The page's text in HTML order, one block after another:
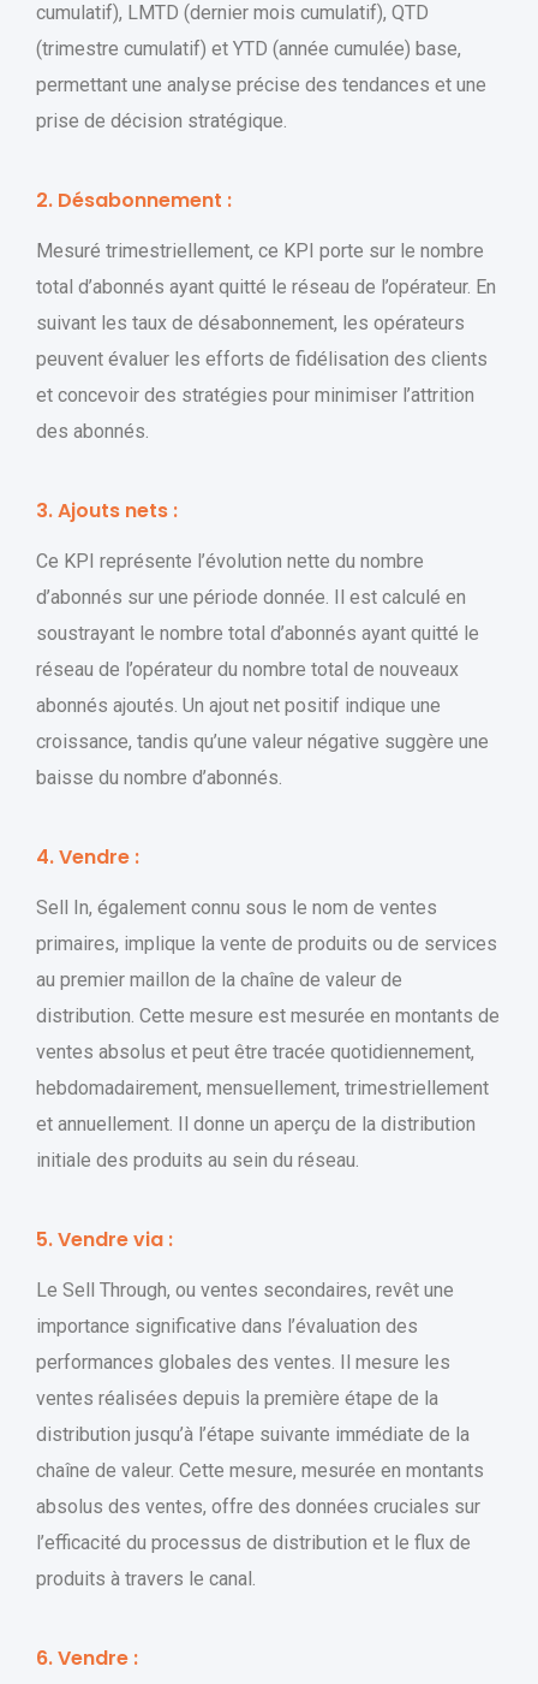
cumulatif), LMTD (dernier mois cumulatif), QTD
(trimestre cumulatif) et YTD (année cumulée) base,
permettant une analyse précise des tendances et une
prise de décision stratégique.
2. Désabonnement :
Mesuré trimestriellement, ce KPI porte sur le nombre
total d’abonnés ayant quitté le réseau de l’opérateur. En
suivant les taux de désabonnement, les opérateurs
peuvent évaluer les efforts de fidélisation des clients
et concevoir des stratégies pour minimiser l’attrition
des abonnés.
3. Ajouts nets :
Ce KPI représente l’évolution nette du nombre
d’abonnés sur une période donnée. Il est calculé en
soustrayant le nombre total d’abonnés ayant quitté le
réseau de l’opérateur du nombre total de nouveaux
abonnés ajoutés. Un ajout net positif indique une
croissance, tandis qu’une valeur négative suggère une
baisse du nombre d’abonnés.
4. Vendre :
Sell ​​In, également connu sous le nom de ventes
primaires, implique la vente de produits ou de services
au premier maillon de la chaîne de valeur de
distribution. Cette mesure est mesurée en montants de
ventes absolus et peut être tracée quotidiennement,
hebdomadairement, mensuellement, trimestriellement
et annuellement. Il donne un aperçu de la distribution
initiale des produits au sein du réseau.
5. Vendre via :
Le Sell Through, ou ventes secondaires, revêt une
importance significative dans l’évaluation des
performances globales des ventes. Il mesure les
ventes réalisées depuis la première étape de la
distribution jusqu’à l’étape suivante immédiate de la
chaîne de valeur. Cette mesure, mesurée en montants
absolus des ventes, offre des données cruciales sur
l’efficacité du processus de distribution et le flux de
produits à travers le canal.
6. Vendre :